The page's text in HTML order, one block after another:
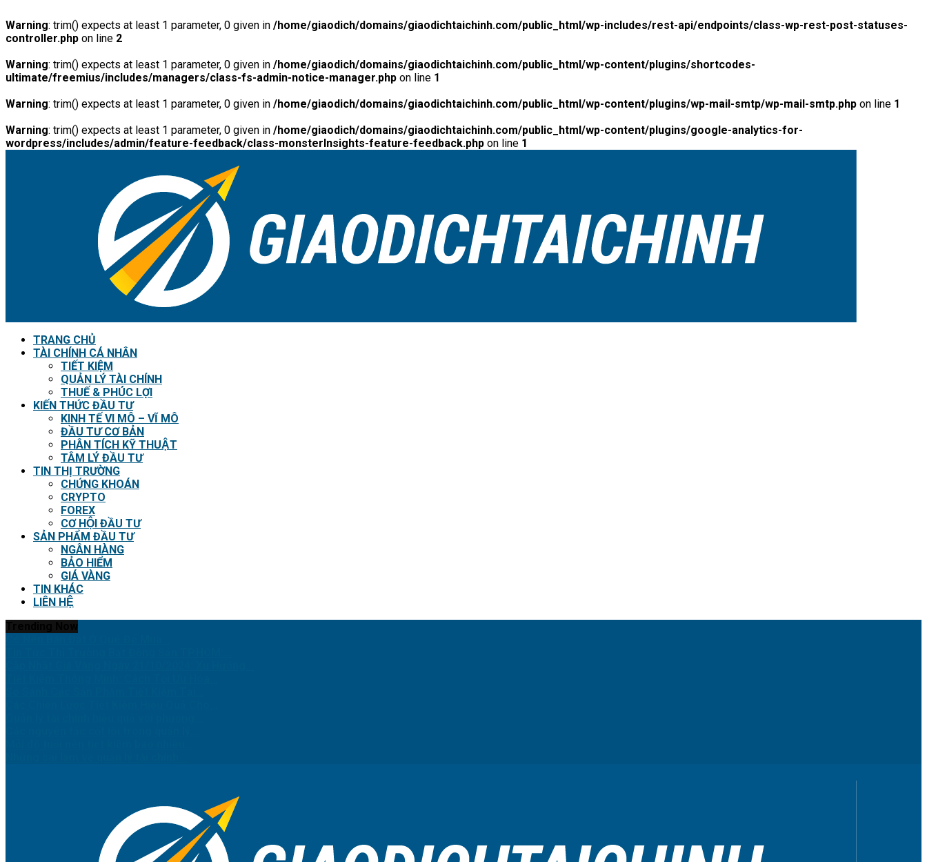
Warning: trim() expects at least 1 parameter, 0 given in /home/giaodich/domains/giaodichtaichinh.com/public_html/wp-includes/rest-api/endpoints/class-wp-rest-post-statuses-
controller.php on line 2
Warning: trim() expects at least 1 parameter, 0 given in /home/giaodich/domains/giaodichtaichinh.com/public_html/wp-content/plugins/shortcodes-
ultimate/freemius/includes/managers/class-fs-admin-notice-manager.php on line 1
Warning: trim() expects at least 1 parameter, 0 given in /home/giaodich/domains/giaodichtaichinh.com/public_html/wp-content/plugins/wp-mail-smtp/wp-mail-smtp.php on line 1
Warning: trim() expects at least 1 parameter, 0 given in /home/giaodich/domains/giaodichtaichinh.com/public_html/wp-content/plugins/google-analytics-for-
wordpress/includes/admin/feature-feedback/class-monsterInsights-feature-feedback.php on line 1
TRANG CHỦ
TÀI CHÍNH CÁ NHÂN
TIẾT KIỆM
QUẢN LÝ TÀI CHÍNH
THUẾ & PHÚC LỢI
KIẾN THỨC ĐẦU TƯ
KINH TẾ VI MÔ – VĨ MÔ
ĐẦU TƯ CƠ BẢN
PHÂN TÍCH KỸ THUẬT
TÂM LÝ ĐẦU TƯ
TIN THỊ TRƯỜNG
CHỨNG KHOÁN
CRYPTO
FOREX
CƠ HỘI ĐẦU TƯ
SẢN PHẨM ĐẦU TƯ
NGÂN HÀNG
BẢO HIỂM
GIÁ VÀNG
TIN KHÁC
LIÊN HỆ